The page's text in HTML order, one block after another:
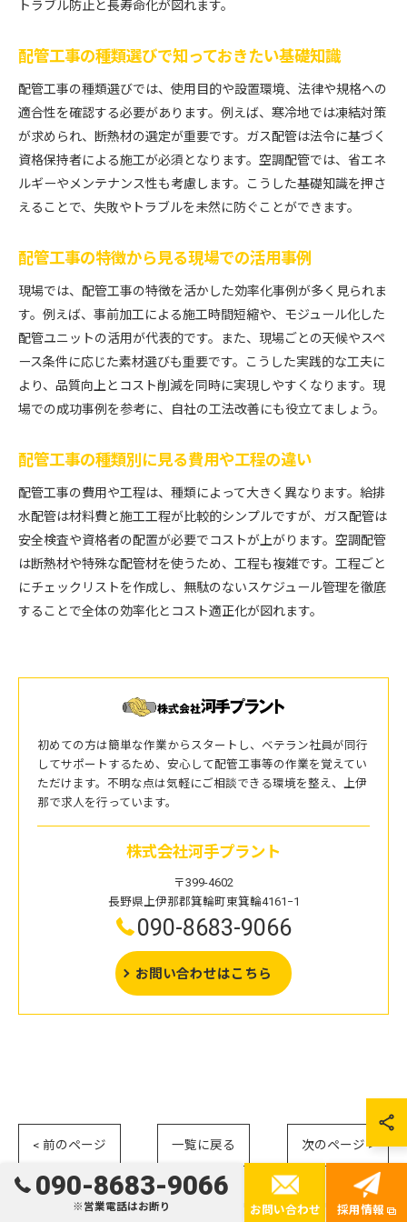
トラブル防止と長寿命化が図れます。
配管工事の種類選びで知っておきたい基礎知識
配管工事の種類選びでは、使用目的や設置環境、法律や規格への
適合性を確認する必要があります。例えば、寒冷地では凍結対策
が求められ、断熱材の選定が重要です。ガス配管は法令に基づく
資格保持者による施工が必須となります。空調配管では、省エネ
ルギーやメンテナンス性も考慮します。こうした基礎知識を押さ
えることで、失敗やトラブルを未然に防ぐことができます。
配管工事の特徴から見る現場での活用事例
現場では、配管工事の特徴を活かした効率化事例が多く見られま
す。例えば、事前加工による施工時間短縮や、モジュール化した
配管ユニットの活用が代表的です。また、現場ごとの天候やスペ
ース条件に応じた素材選びも重要です。こうした実践的な工夫に
より、品質向上とコスト削減を同時に実現しやすくなります。現
場での成功事例を参考に、自社の工法改善にも役立てましょう。
配管工事の種類別に見る費用や工程の違い
配管工事の費用や工程は、種類によって大きく異なります。給排
水配管は材料費と施工工程が比較的シンプルですが、ガス配管は
安全検査や資格者の配置が必要でコストが上がります。空調配管
は断熱材や特殊な配管材を使うため、工程も複雑です。工程ごと
にチェックリストを作成し、無駄のないスケジュール管理を徹底
することで全体の効率化とコスト適正化が図れます。
初めての方は簡単な作業からスタートし、ベテラン社員が同行
してサポートするため、安心して配管工事等の作業を覚えてい
ただけます。不明な点は気軽にご相談できる環境を整え、上伊
那で求人を行っています。
株式会社河手プラント
〒399-4602
長野県上伊那郡箕輪町東箕輪4161−1
090-8683-9066
お問い合わせはこちら
< 前のページ 一覧に戻る 次のページ >
090-8683-9066
※営業電話はお断り お問い合わせ 採用情報